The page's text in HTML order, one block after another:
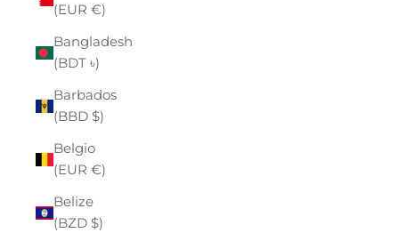
(EUR €)
Bangladesh
(BDT ৳)
Barbados
(BBD $)
Belgio
(EUR €)
Belize
(BZD $)